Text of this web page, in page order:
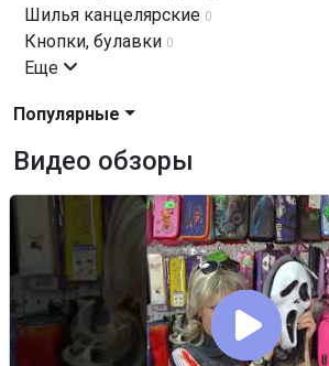
Шилья канцелярские 0
Кнопки, булавки 0
Еще
Популярные
Видео обзоры